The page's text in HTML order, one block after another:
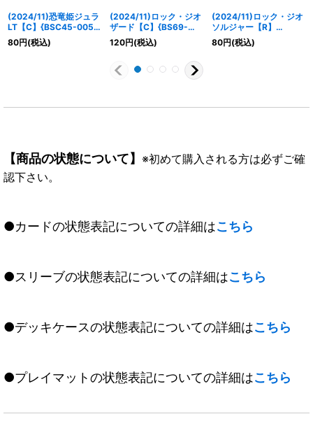
(2024/11)恐竜姫ジュラ
LT【C】{BSC45-005}
《赤》
80円(税込)
(2024/11)ロック・ジオ
ザード【C】{BS69-
004}《赤》
120円(税込)
(2024/11)ロック・ジオ
ソルジャー【R】
{BS69-007}《赤》
80円(税込)
【商品の状態について】 ※初めて購入される方は必ずご確
認下さい。
●カードの状態表記についての詳細はこちら
●スリーブの状態表記についての詳細はこちら
●デッキケースの状態表記についての詳細はこちら
●プレイマットの状態表記についての詳細はこちら